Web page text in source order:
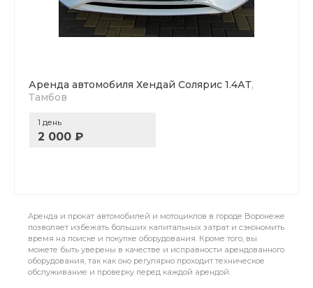
Аренда автомобиля Хендай Солярис 1.4АТ,
Тамбов
1 день
2 000 ₽
Аренда и прокат автомобилей и мотоциклов в городе Воронеже
позволяет избежать больших капитальных затрат и сэкономить
время на поиске и покупке оборудования. Кроме того, вы
можете быть уверены в качестве и исправности арендованного
оборудования, так как оно регулярно проходит техническое
обслуживание и проверку перед каждой арендой.